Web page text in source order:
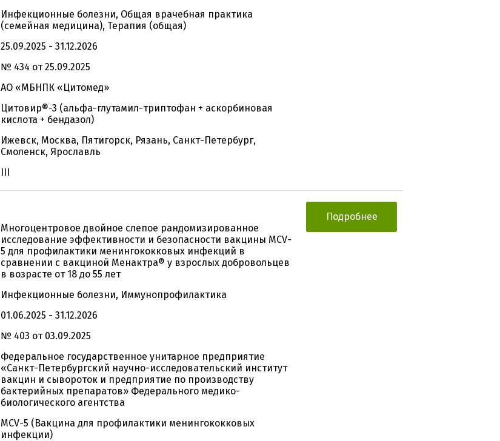
Инфекционные болезни, Общая врачебная практика
(семейная медицина), Терапия (общая)
25.09.2025 - 31.12.2026
№ 434 от 25.09.2025
АО «МБНПК «Цитомед»
Цитовир®-3 (альфа-глутамил-триптофан + аскорбиновая
кислота + бендазол)
Ижевск, Москва, Пятигорск, Рязань, Санкт-Петербург,
Смоленск, Ярославль
III
Многоцентровое двойное слепое рандомизированное
исследование эффективности и безопасности вакцины MCV-
5 для профилактики менингококковых инфекций в
сравнении с вакциной Менактра® у взрослых добровольцев
в возрасте от 18 до 55 лет
Инфекционные болезни, Иммунопрофилактика
01.06.2025 - 31.12.2026
№ 403 от 03.09.2025
Федеральное государственное унитарное предприятие
«Санкт-Петербургский научно-исследовательский институт
вакцин и сывороток и предприятие по производству
бактерийных препаратов» Федерального медико-
биологического агентства
MCV-5 (Вакцина для профилактики менингококковых
инфекции)
Подробнее